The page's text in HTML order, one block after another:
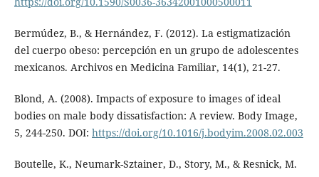
Bermúdez, B., & Hernández, F. (2012). La estigmatización
del cuerpo obeso: percepción en un grupo de adolescentes
mexicanos. Archivos en Medicina Familiar, 14(1), 21-27.
Blond, A. (2008). Impacts of exposure to images of ideal
bodies on male body dissatisfaction: A review. Body Image,
5, 244-250. DOI: https://doi.org/10.1016/j.bodyim.2008.02.003
Boutelle, K., Neumark-Sztainer, D., Story, M., & Resnick, M.